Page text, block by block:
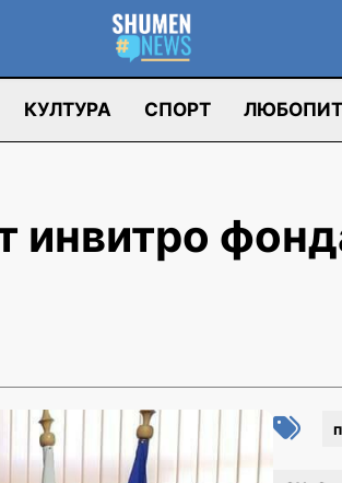
КУЛТУРА СПОРТ
инвитро